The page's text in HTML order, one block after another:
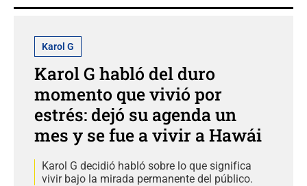
Karol G
Karol G habló del duro
momento que vivió por
estrés: dejó su agenda un
mes y se fue a vivir a Hawái
Karol G decidió habló sobre lo que significa
vivir bajo la mirada permanente del público.